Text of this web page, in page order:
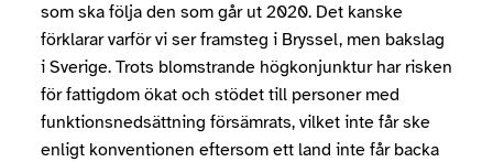
som ska följa den som går ut 2020. Det kanske
förklarar varför vi ser framsteg i Bryssel, men bakslag
i Sverige. Trots blomstrande högkonjunktur har risken
för fattigdom ökat och stödet till personer med
funktionsnedsättning försämrats, vilket inte får ske
enligt konventionen eftersom ett land inte får backa